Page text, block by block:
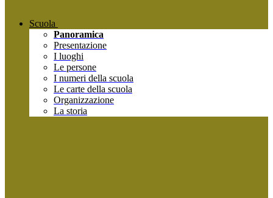
Scuola
Panoramica
Presentazione
I luoghi
Le persone
I numeri della scuola
Le carte della scuola
Organizzazione
La storia